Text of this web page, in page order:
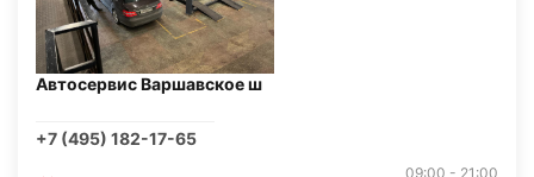
Автосервис Варшавское ш
+7 (495) 182-17-65
09:00 - 21:00